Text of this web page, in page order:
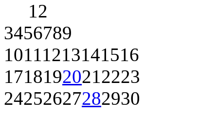
12
3456789
10111213141516
17181920212223
24252627282930